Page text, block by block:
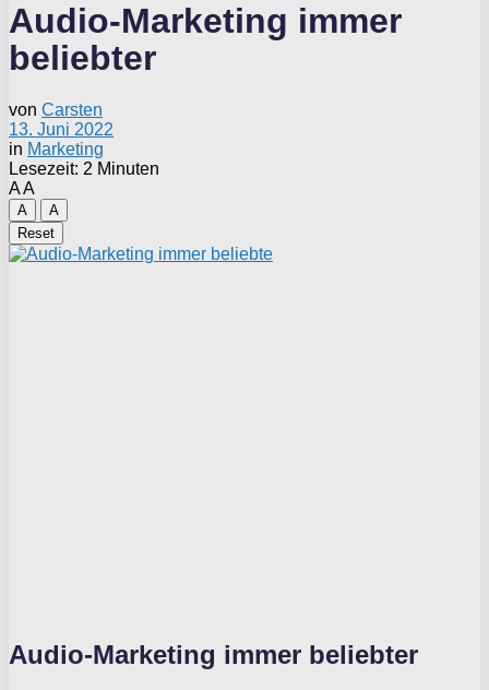
Audio-Marketing immer
beliebter
von Carsten
13. Juni 2022
in Marketing
Lesezeit: 2 Minuten
AA
A
A
Reset
Audio-Marketing immer beliebter